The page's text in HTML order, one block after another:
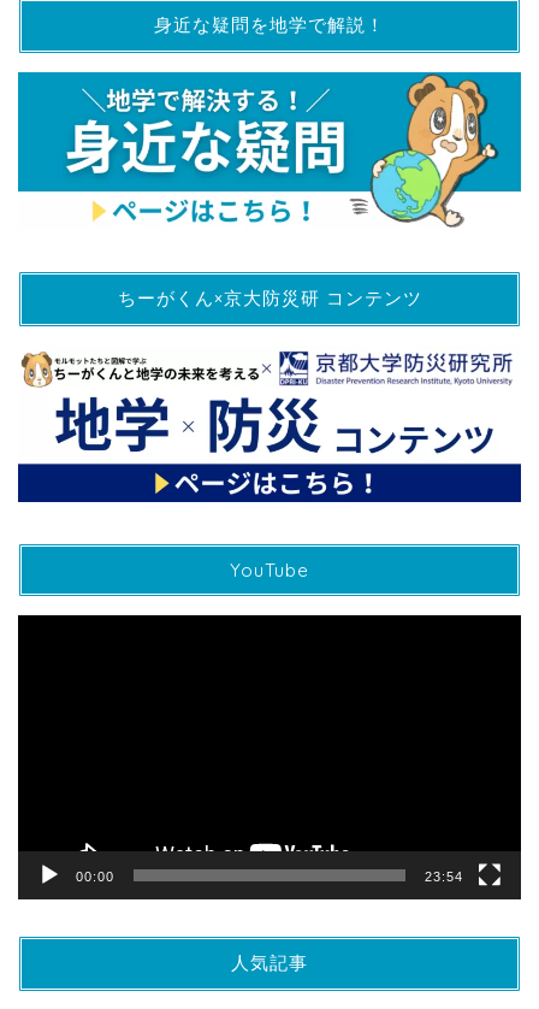
身近な疑問を地学で解説！
ちーがくん×京大防災研 コンテンツ
YouTube
00:00 23:54
人気記事